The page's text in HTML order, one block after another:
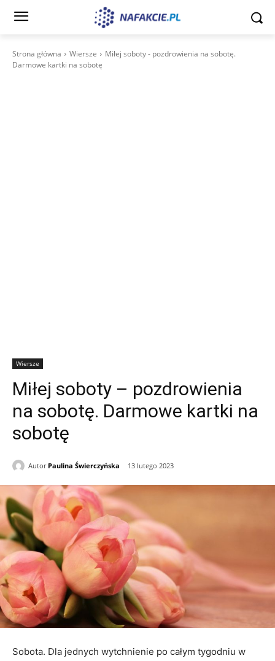
Strona główna Wiersze
Miłej soboty - pozdrowienia na sobotę.
Darmowe kartki na sobotę
Wiersze
Miłej soboty – pozdrowienia
na sobotę. Darmowe kartki na
sobotę
Autor Paulina Świerczyńska 13 lutego 2023
Sobota. Dla jednych wytchnienie po całym tygodniu w